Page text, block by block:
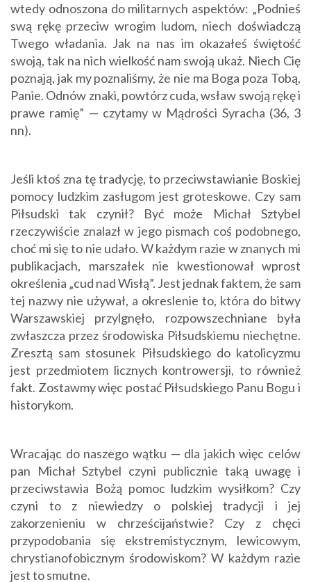
wtedy odnoszona do militarnych aspektów: „Podnieś
swą rękę przeciw wrogim ludom, niech doświadczą
Twego władania. Jak na nas im okazałeś świętość
swoją, tak na nich wielkość nam swoją ukaż. Niech Cię
poznają, jak my poznaliśmy, że nie ma Boga poza Tobą,
Panie. Odnów znaki, powtórz cuda, wsław swoją rękę i
prawe ramię” — czytamy w Mądrości Syracha (36, 3
nn).
Jeśli ktoś zna tę tradycję, to przeciwstawianie Boskiej
pomocy ludzkim zasługom jest groteskowe. Czy sam
Piłsudski tak czynił? Być może Michał Sztybel
rzeczywiście znalazł w jego pismach coś podobnego,
choć mi się to nie udało. W każdym razie w znanych mi
publikacjach, marszałek nie kwestionował wprost
określenia „cud nad Wisłą”. Jest jednak faktem, że sam
tej nazwy nie używał, a okreslenie to, która do bitwy
Warszawskiej przylgnęło, rozpowszechniane była
zwłaszcza przez środowiska Piłsudskiemu niechętne.
Zresztą sam stosunek Piłsudskiego do katolicyzmu
jest przedmiotem licznych kontrowersji, to również
fakt. Zostawmy więc postać Piłsudskiego Panu Bogu i
historykom.
Wracając do naszego wątku — dla jakich więc celów
pan Michał Sztybel czyni publicznie taką uwagę i
przeciwstawia Bożą pomoc ludzkim wysiłkom? Czy
czyni to z niewiedzy o polskiej tradycji i jej
zakorzenieniu w chrześcijaństwie? Czy z chęci
przypodobania się ekstremistycznym, lewicowym,
chrystianofobicznym środowiskom? W każdym razie
jest to smutne.